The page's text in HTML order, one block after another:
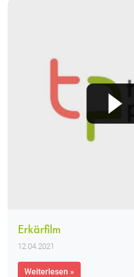
Erkärfilm
12.04.2021
Weiterlesen »